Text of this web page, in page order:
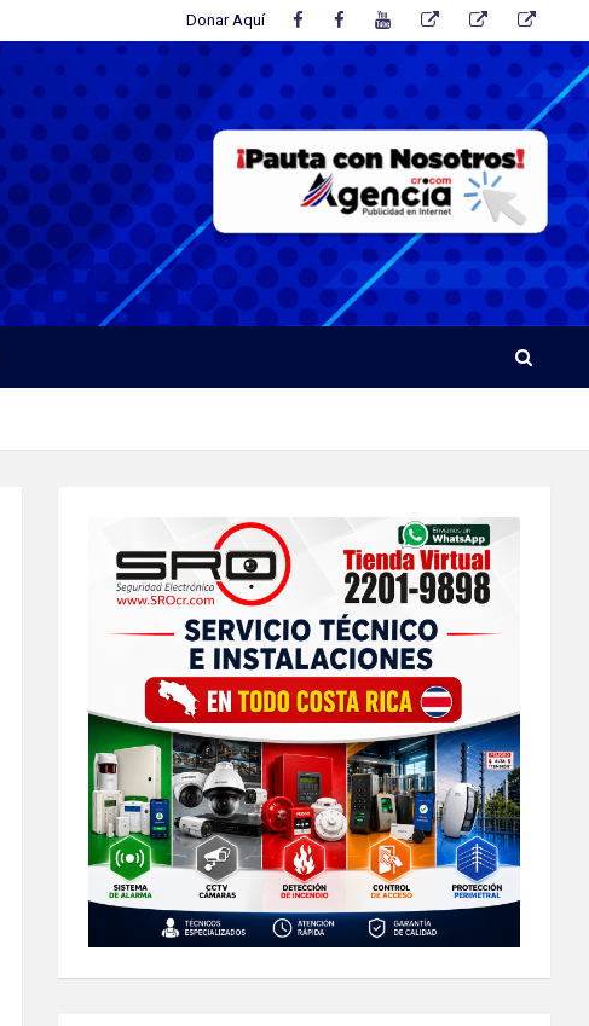
Donar Aquí